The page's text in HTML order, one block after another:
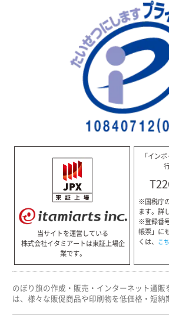
当サイトを運営している
株式会社イタミアートは東証上場企
業です。
「イン
※国税庁
ます。詳
※登録番
帳票」に
くは、 こ
のぼり旗の作成・販売・インターネット通販
は、様々な販促商品や印刷物を低価格・短納